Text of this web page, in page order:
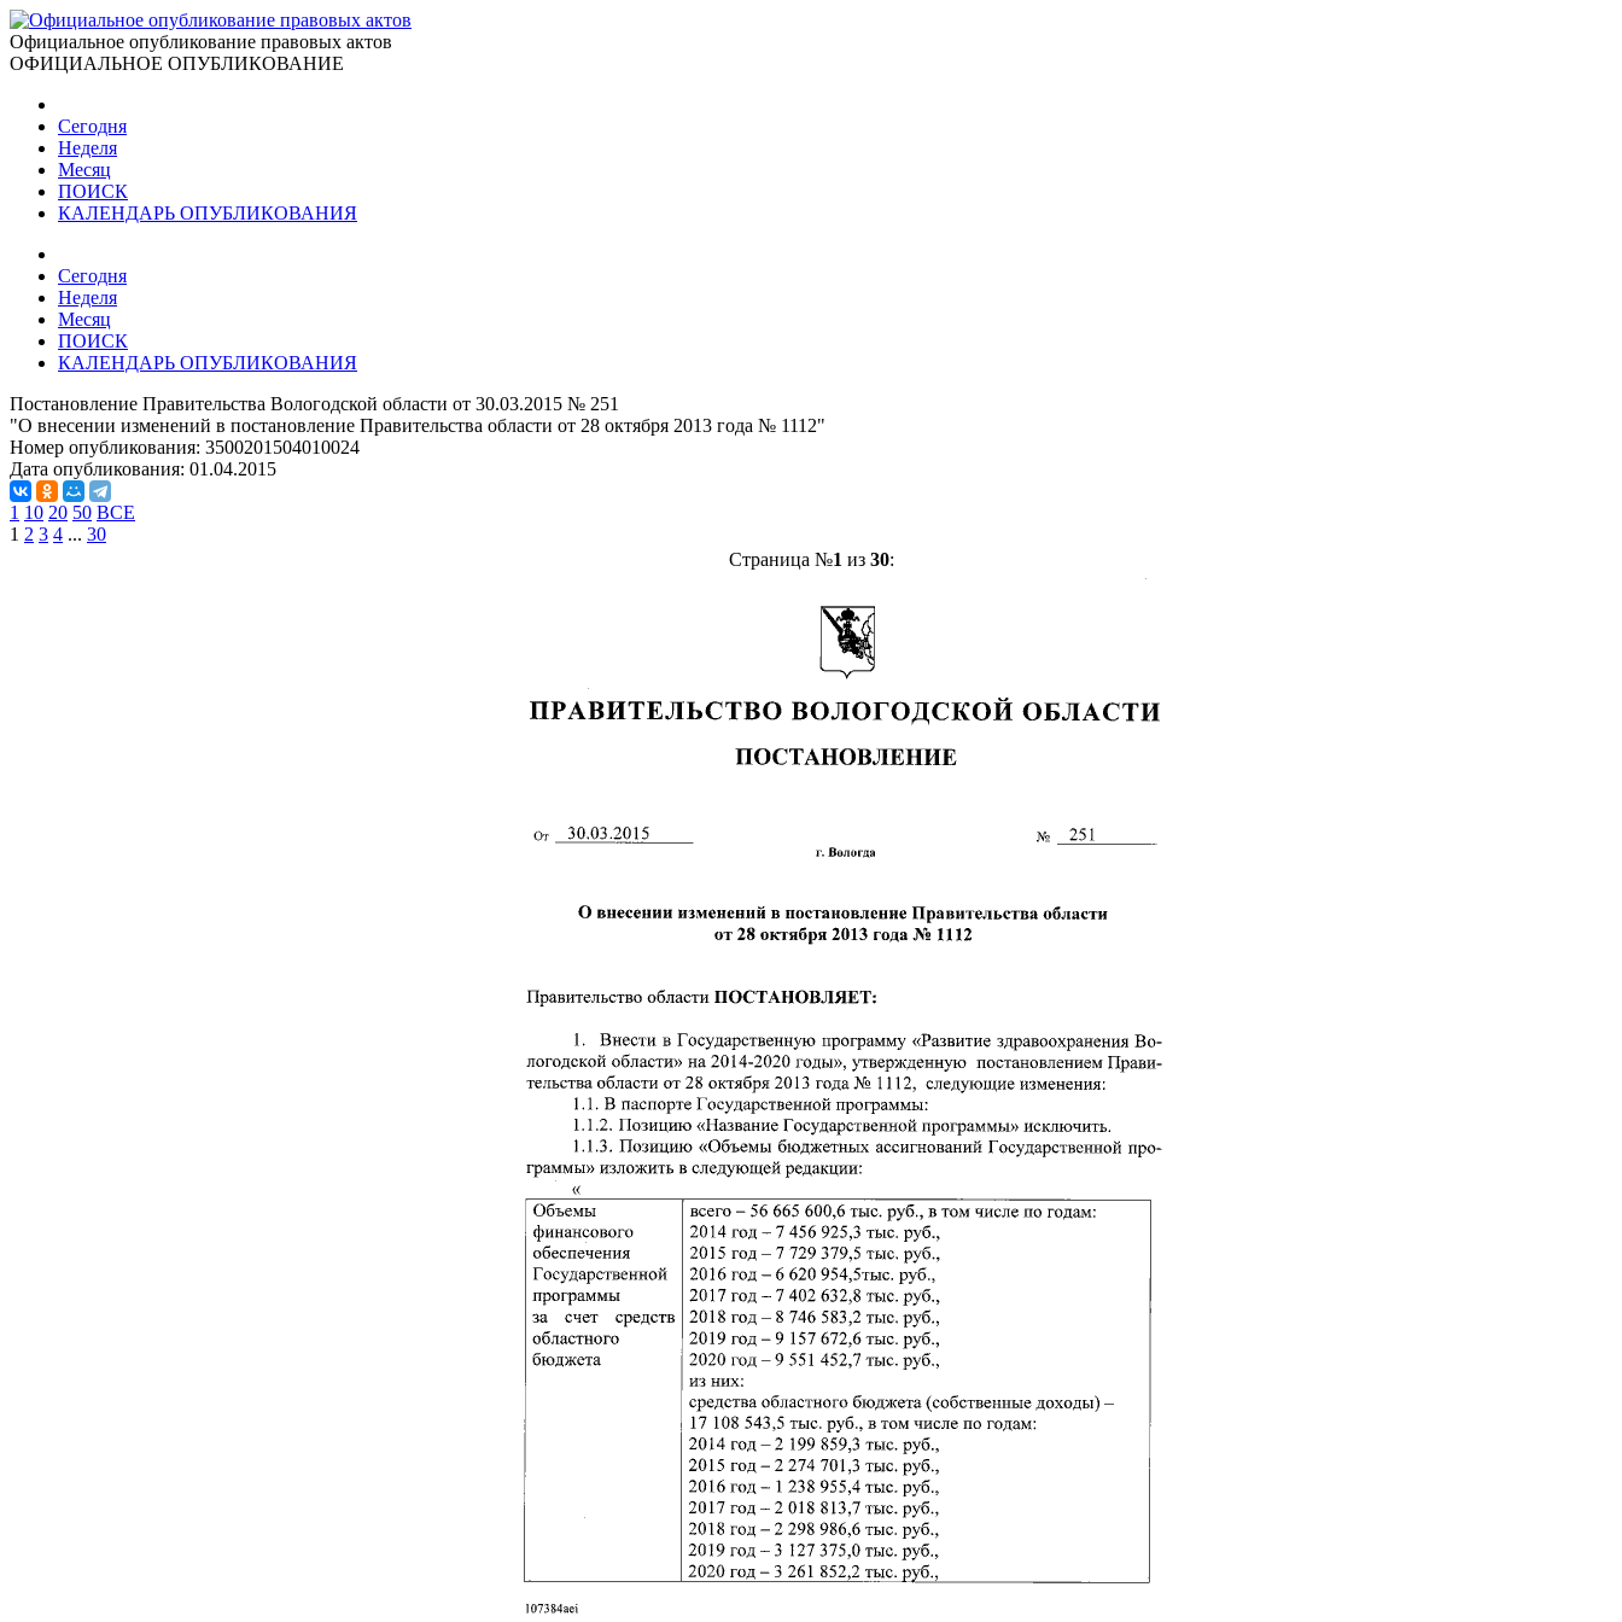
Официальное опубликование правовых актов
ОФИЦИАЛЬНОЕ ОПУБЛИКОВАНИЕ
Сегодня
Неделя
Месяц
ПОИСК
КАЛЕНДАРЬ ОПУБЛИКОВАНИЯ
Сегодня
Неделя
Месяц
ПОИСК
КАЛЕНДАРЬ ОПУБЛИКОВАНИЯ
Постановление Правительства Вологодской области от 30.03.2015 № 251
"О внесении изменений в постановление Правительства области от 28 октября 2013 года № 1112"
Номер опубликования: 3500201504010024
Дата опубликования: 01.04.2015
1 10 20 50 ВСЕ
1 2 3 4 ... 30
Страница №1 из 30: